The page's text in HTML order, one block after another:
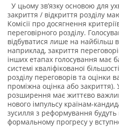
У цьому зв’язку основою для
закриття / відкриття розділу
Комісії про досягнення
переговірного розділу.
відбуватися лише на найбільш
наприклад, закриття
інших етапах голосування має
системі кваліфікованої
розділу переговорів та оцінки
проміжна оцінка або закриття).
розширення має життєво
нового імпульсу країнам-
зусилля з реформування будуть
формальному прогресу у